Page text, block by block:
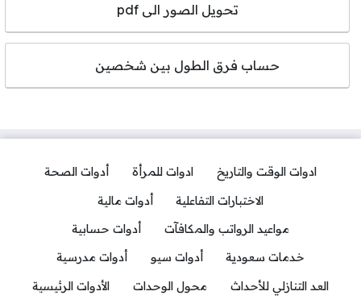
تحويل الصور الى pdf
حساب فرق الطول بين شخصين
ادوات الوقت والتاريخ ادوات للمرأة
أدوات الصحة
الاختبارات التفاعلية
أدوات مالية
مواعيد الرواتب والمكافآت
أدوات حسابية
خدمات سعودية
أدوات سيو
أدوات مدرسية
العد التنازلي للأحداث
محول الوحدات
الأدوات الرئيسية